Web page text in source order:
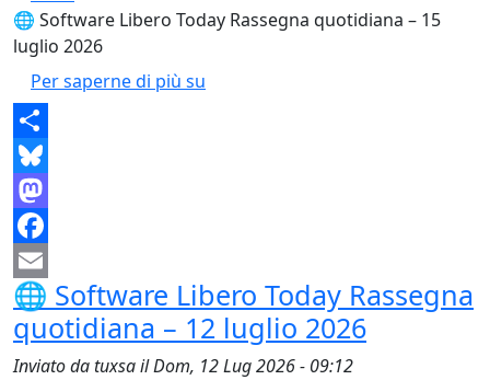
🌐 Software Libero Today Rassegna quotidiana – 15
luglio 2026
Per saperne di più su
Share
Bluesky
Mastodon
Facebook
Email
🌐 Software Libero Today Rassegna
quotidiana – 12 luglio 2026
Inviato datuxsailDom, 12 Lug 2026 - 09:12